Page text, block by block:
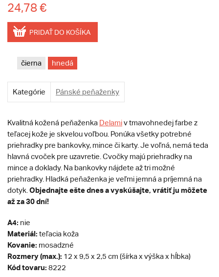
24,78 €
PRIDAŤ DO KOŠÍKA
čierna hnedá
Kategórie Pánské peňaženky
Kvalitná kožená peňaženka Delamiv tmavohnedej farbe z
teľacej kože je skvelou voľbou. Ponúka všetky potrebné
priehradky pre bankovky, mince či karty. Je voľná, nemá teda
hlavná cvoček pre uzavretie. Cvočky majú priehradky na
mince a doklady. Na bankovky nájdete až tri možné
priehradky. Hladká peňaženka je veľmi jemná a príjemná na
dotyk. Objednajte ešte dnes a vyskúšajte, vrátiť ju môžete
až za 30 dní!
A4: nie
Materiál: teľacia koža
Kovanie: mosadzné
Rozmery (max.): 12 x 9,5 x 2,5 cm (šírka x výška x hĺbka)
Kód tovaru: 8222